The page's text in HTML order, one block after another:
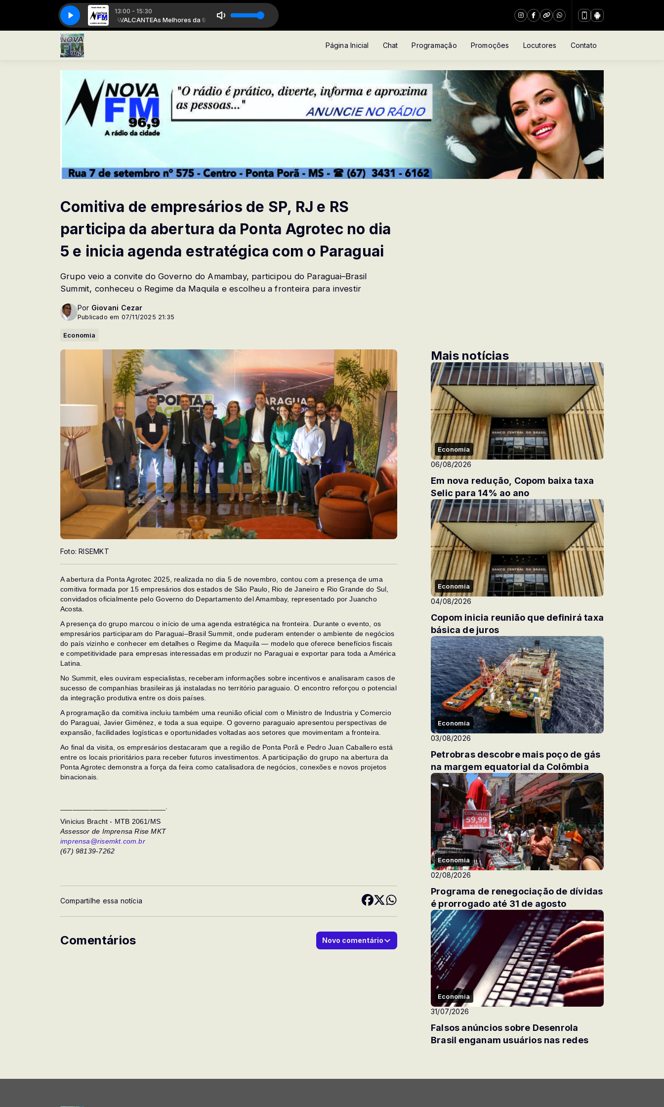
13:00 - 15:30
da 96 com ANDRÉ CAVALCANTEAs Melhores da 96 com ANDRÉ CAVALCANTE
A Rádio da cidade A Rádio da cidade
Página Inicial Chat Programação Promoções Locutores Contato
Comitiva de empresários de SP, RJ e RS
participa da abertura da Ponta Agrotec no dia
5 e inicia agenda estratégica com o Paraguai
Grupo veio a convite do Governo do Amambay, participou do Paraguai–Brasil
Summit, conheceu o Regime da Maquila e escolheu a fronteira para investir
Por Giovani Cezar
Publicado em 07/11/2025 21:35
Economia
Foto: RISEMKT
A abertura da Ponta Agrotec 2025, realizada no dia 5 de novembro, contou com a presença de uma
comitiva formada por 15 empresários dos estados de São Paulo, Rio de Janeiro e Rio Grande do Sul,
convidados oficialmente pelo Governo do Departamento del Amambay, representado por Juancho
Acosta.
A presença do grupo marcou o início de uma agenda estratégica na fronteira. Durante o evento, os
empresários participaram do Paraguai–Brasil Summit, onde puderam entender o ambiente de negócios
do país vizinho e conhecer em detalhes o Regime da Maquila — modelo que oferece benefícios fiscais
e competitividade para empresas interessadas em produzir no Paraguai e exportar para toda a América
Latina.
No Summit, eles ouviram especialistas, receberam informações sobre incentivos e analisaram casos de
sucesso de companhias brasileiras já instaladas no território paraguaio. O encontro reforçou o potencial
da integração produtiva entre os dois países.
A programação da comitiva incluiu também uma reunião oficial com o Ministro de Industria y Comercio
do Paraguai, Javier Giménez, e toda a sua equipe. O governo paraguaio apresentou perspectivas de
expansão, facilidades logísticas e oportunidades voltadas aos setores que movimentam a fronteira.
Ao final da visita, os empresários destacaram que a região de Ponta Porã e Pedro Juan Caballero está
entre os locais prioritários para receber futuros investimentos. A participação do grupo na abertura da
Ponta Agrotec demonstra a força da feira como catalisadora de negócios, conexões e novos projetos
binacionais.
Vinicius Bracht - MTB 2061/MS
Assessor de Imprensa Rise MKT
imprensa@risemkt.com.br
(67) 98139-7262
Compartilhe essa notícia
Comentários Novo comentário
Mais notícias
Economia
06/08/2026
Em nova redução, Copom baixa taxa
Selic para 14% ao ano
Economia
04/08/2026
Copom inicia reunião que definirá taxa
básica de juros
Economia
03/08/2026
Petrobras descobre mais poço de gás
na margem equatorial da Colômbia
Economia
02/08/2026
Programa de renegociação de dívidas
é prorrogado até 31 de agosto
Economia
31/07/2026
Falsos anúncios sobre Desenrola
Brasil enganam usuários nas redes